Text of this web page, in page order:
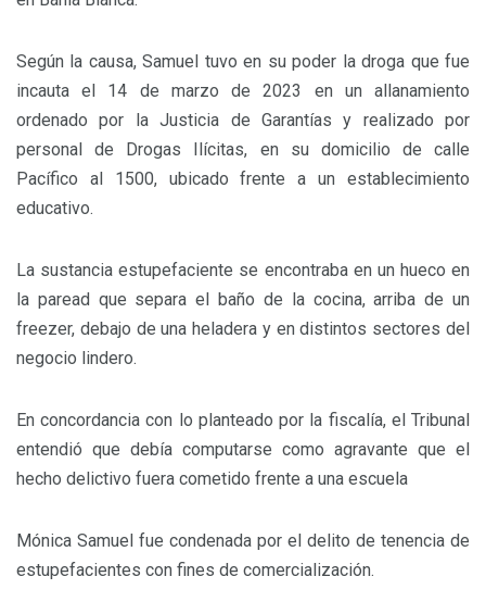
Según la causa, Samuel tuvo en su poder la droga que fue
incauta el 14 de marzo de 2023 en un allanamiento
ordenado por la Justicia de Garantías y realizado por
personal de Drogas Ilícitas, en su domicilio de calle
Pacífico al 1500, ubicado frente a un establecimiento
educativo.
La sustancia estupefaciente se encontraba en un hueco en
la paread que separa el baño de la cocina, arriba de un
freezer, debajo de una heladera y en distintos sectores del
negocio lindero.
En concordancia con lo planteado por la fiscalía, el Tribunal
entendió que debía computarse como agravante que el
hecho delictivo fuera cometido frente a una escuela
Mónica Samuel fue condenada por el delito de tenencia de
estupefacientes con fines de comercialización.